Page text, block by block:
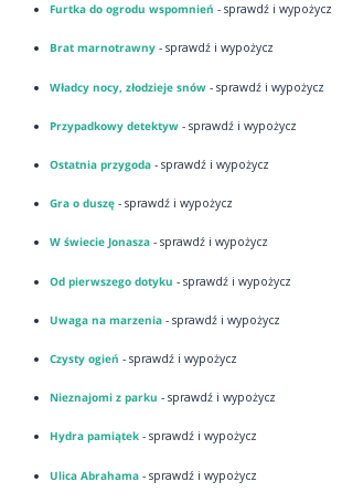
Furtka do ogrodu wspomnień - sprawdź i wypożycz
Brat marnotrawny- sprawdź i wypożycz
Władcy nocy, złodzieje snów- sprawdź i wypożycz
Przypadkowy detektyw- sprawdź i wypożycz
Ostatnia przygoda- sprawdź i wypożycz
Gra o duszę- sprawdź i wypożycz
W świecie Jonasza- sprawdź i wypożycz
Od pierwszego dotyku - sprawdź i wypożycz
Uwaga na marzenia- sprawdź i wypożycz
Czysty ogień - sprawdź i wypożycz
Nieznajomi z parku - sprawdź i wypożycz
Hydra pamiątek- sprawdź i wypożycz
Ulica Abrahama- sprawdź i wypożycz